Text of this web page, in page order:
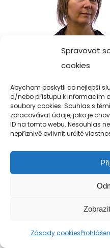
Spravovat
cookies
Abychom poskytli co nejlepší
a/nebo přístupu k informacím
soubory cookies. Souhlas s
zpracovávat údaje, jako je
ID na tomto webu. Nesouhlas
nepříznivě ovlivnit určité
Zásady cookies
Copyright 2019-
/ TM Servis - the